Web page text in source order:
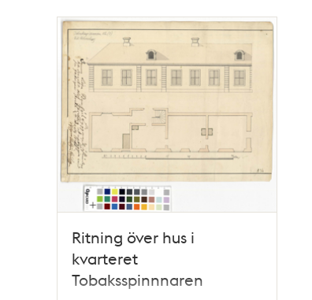
Ritning över hus i
kvarteret
Tobaksspinnnaren